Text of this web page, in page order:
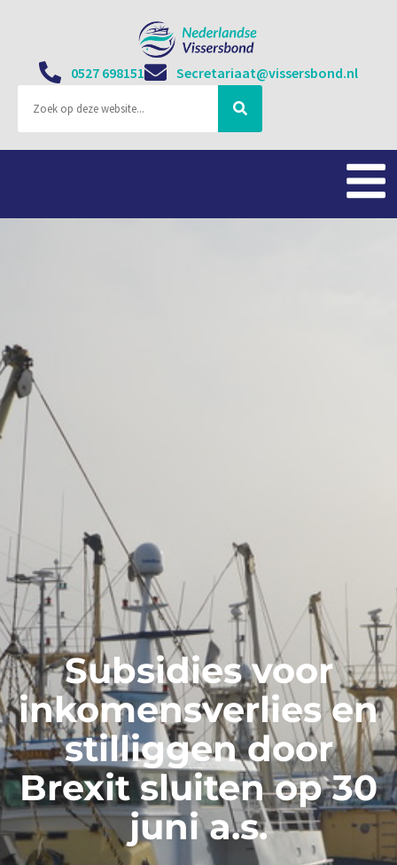
0527 698151 Secretariaat@vissersbond.nl
Subsidies voor
inkomensverlies en
stilliggen door
Brexit sluiten op 30
juni a.s.